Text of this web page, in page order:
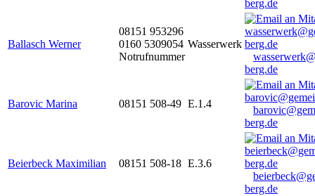
berg.de
Ballasch Werner
08151 953296
0160 5309054
Notrufnummer
Wasserwerk
berg.de
Barovic Marina 08151 508-49 E.1.4
berg.de
Beierbeck Maximilian 08151 508-18 E.3.6
berg.de